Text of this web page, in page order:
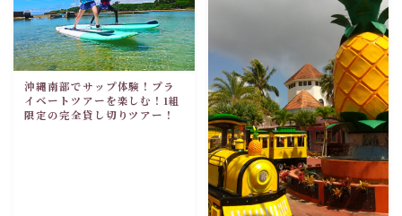
沖縄南部でサップ体験！プラ
イベートツアーを楽しむ！1組
限定の完全貸し切りツアー！